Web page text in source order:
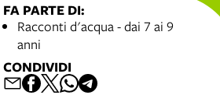
FA PARTE DI:
Racconti d'acqua - dai 7 ai 9
anni
CONDIVIDI